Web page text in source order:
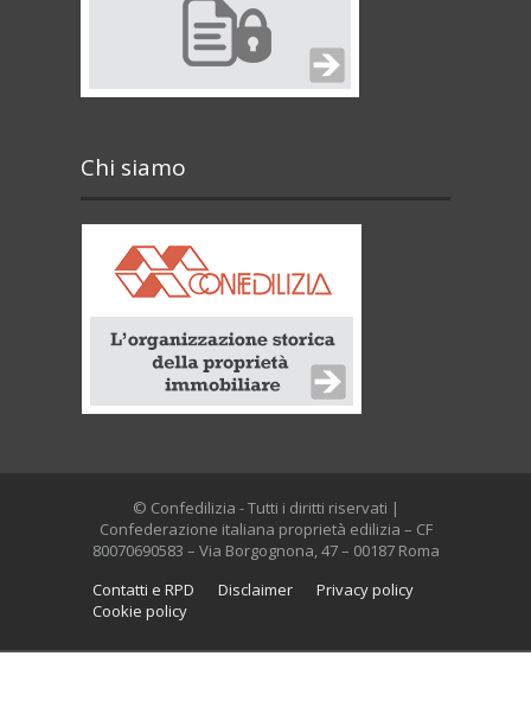
Chi siamo
© Confedilizia - Tutti i diritti riservati |
Confederazione italiana proprietà edilizia – CF
80070690583 – Via Borgognona, 47 – 00187 Roma
Contatti e RPD
Disclaimer
Privacy policy
Cookie policy